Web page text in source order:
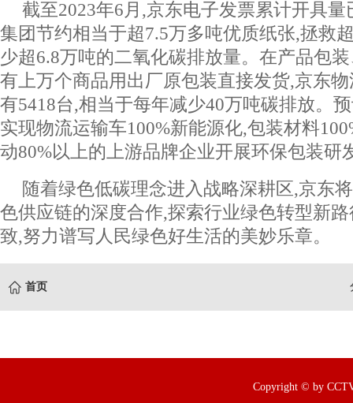
截至2023年6月,京东电子发票累计开具量
集团节约相当于超7.5万多吨优质纸张,拯救
少超6.8万吨的二氧化碳排放量。在产品包
有上万个商品用出厂原包装直接发货,京东
有5418台,相当于每年减少40万吨碳排放。
实现物流运输车100%新能源化,包装材料
动80%以上的上游品牌企业开展环保包装研
随着绿色低碳理念进入战略深耕区,京东
色供应链的深度合作,探索行业绿色转型新
致,努力谱写人民绿色好生活的美妙乐章。
首页
Copyright © by